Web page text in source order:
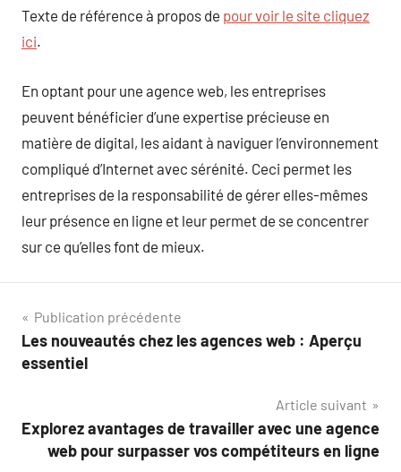
Texte de référence à propos de pour voir le site cliquez
ici.
En optant pour une agence web, les entreprises
peuvent bénéficier d’une expertise précieuse en
matière de digital, les aidant à naviguer l’environnement
compliqué d’Internet avec sérénité. Ceci permet les
entreprises de la responsabilité de gérer elles-mêmes
leur présence en ligne et leur permet de se concentrer
sur ce qu’elles font de mieux.
Navigation
de
Publication précédente
Les nouveautés chez les agences web : Aperçu
essentiel
Article suivant
Explorez avantages de travailler avec une agence
web pour surpasser vos compétiteurs en ligne